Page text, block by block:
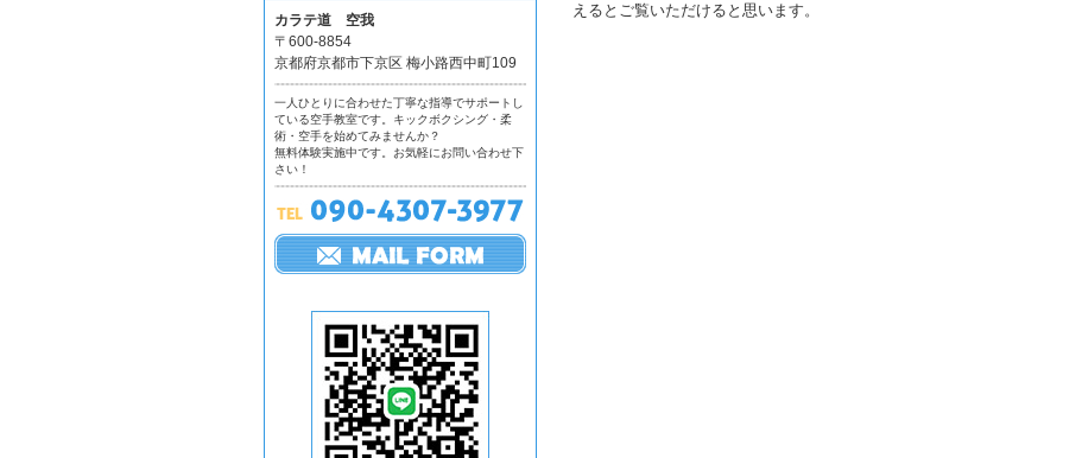
カラテ道 空我
〒600-8854
京都府京都市下京区 梅小路西中町109
一人ひとりに合わせた丁寧な指導でサポートし
ている空手教室です。キックボクシング・柔
術・空手を始めてみませんか？
無料体験実施中です。お気軽にお問い合わせ下
さい！
えるとご覧いただけると思います。